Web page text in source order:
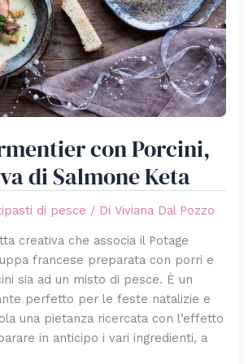
con Porcini,
di Salmone Keta
di pesce / DiViviana Dal Pozzo
creativa che associa il Potage
francese preparata con porri e
sia ad un misto di pesce. È un
perfetto per le feste natalizie e
una pietanza ricercata con l’effetto
in anticipo i vari ingredienti, a